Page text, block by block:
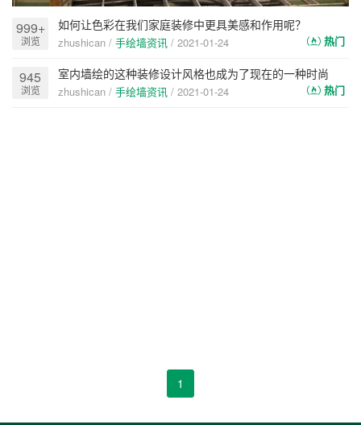
999+
浏览
如何让色彩在我们家庭装修中更具美感和作用呢？
热门
zhushican / 手绘墙资讯 / 2021-01-24
945
浏览
室内墙绘的这种装修设计风格也成为了现在的一种时尚
热门
zhushican / 手绘墙资讯 / 2021-01-24
1